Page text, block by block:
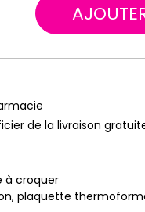
de la livraison
à croquer
plaquette